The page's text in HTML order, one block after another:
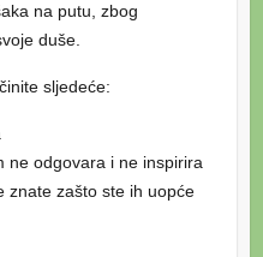
na putu, zbog
duše.
sljedeće:
ne odgovara i ne inspirira
znate zašto ste ih uopće